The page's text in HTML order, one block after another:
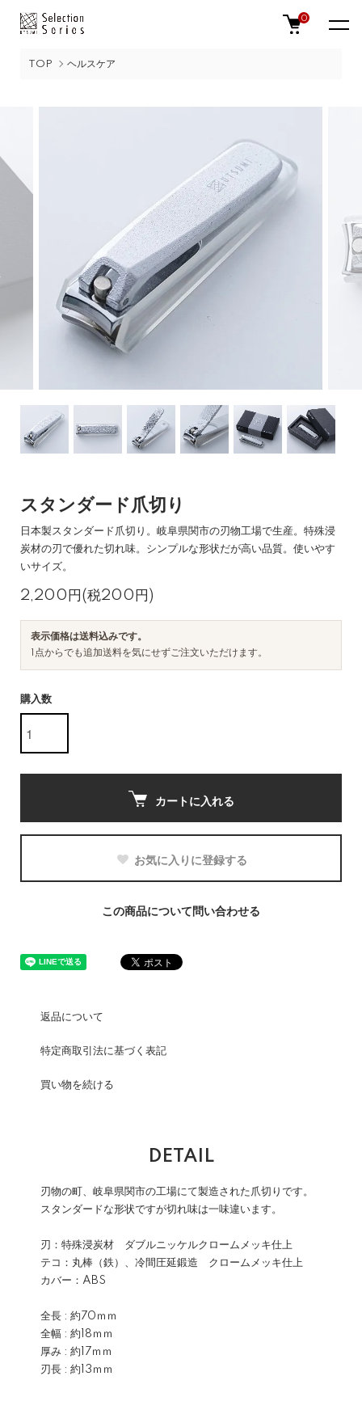
0
TOP ヘルスケア
スタンダード爪切り
日本製スタンダード爪切り。岐阜県関市の刃物工場で生産。特殊浸
炭材の刃で優れた切れ味。シンプルな形状だが高い品質。使いやす
いサイズ。
2,200円(税200円)
表示価格は送料込みです。
1点からでも追加送料を気にせずご注文いただけます。
購入数
カートに入れる
お気に入りに登録する
この商品について問い合わせる
返品について
特定商取引法に基づく表記
買い物を続ける
DETAIL
刃物の町、岐阜県関市の工場にて製造された爪切りです。
スタンダードな形状ですが切れ味は一味違います。
刃：特殊浸炭材 ダブルニッケルクロームメッキ仕上
テコ：丸棒（鉄）、冷間圧延鍛造 クロームメッキ仕上
カバー：ABS
全長 : 約70ｍｍ
全幅 : 約18ｍｍ
厚み : 約17ｍｍ
刃長 : 約13ｍｍ